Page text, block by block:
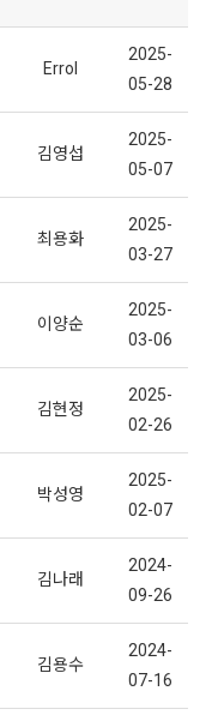
Errol
2025-
05-28
김영섭
2025-
05-07
최용화
2025-
03-27
이양순
2025-
03-06
김현정
2025-
02-26
박성영
2025-
02-07
김나래
2024-
09-26
김용수
2024-
07-16